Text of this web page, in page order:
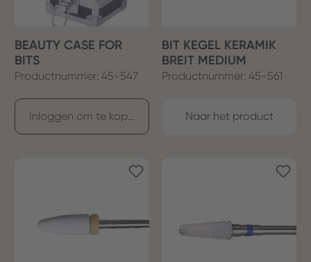
BEAUTY CASE FOR
BITS
Productnummer: 45-547
BIT KEGEL KERAMIK
BREIT MEDIUM
Productnummer: 45-561
Naar het product